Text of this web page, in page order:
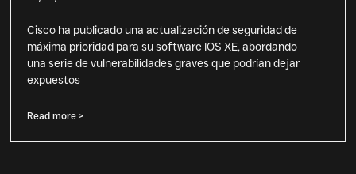
Cisco ha publicado una actualización de seguridad de
máxima prioridad para su software IOS XE, abordando
una serie de vulnerabilidades graves que podrían dejar
expuestos
Read more >